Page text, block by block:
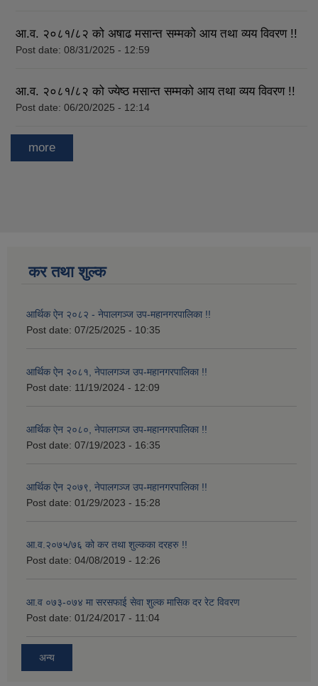
आ.व. २०८१/८२ को अषाढ मसान्त सम्मको आय तथा व्यय विवरण !!
Post date: 08/31/2025 - 12:59
आ.व. २०८१/८२ को ज्येष्ठ मसान्त सम्मको आय तथा व्यय विवरण !!
Post date: 06/20/2025 - 12:14
more
कर तथा शुल्क
आर्थिक ऐन २०८२ - नेपालगञ्ज उप-महानगरपालिका !!
Post date: 07/25/2025 - 10:35
आर्थिक ऐन २०८१, नेपालगञ्ज उप-महानगरपालिका !!
Post date: 11/19/2024 - 12:09
आर्थिक ऐन २०८०, नेपालगञ्ज उप-महानगरपालिका !!
Post date: 07/19/2023 - 16:35
आर्थिक ऐन २०७९, नेपालगञ्ज उप-महानगरपालिका !!
Post date: 01/29/2023 - 15:28
आ.व.२०७५/७६ को कर तथा शुल्कका दरहरु !!
Post date: 04/08/2019 - 12:26
आ.व ०७३-०७४ मा सरसफाई सेवा शुल्क मासिक दर रेट विवरण
Post date: 01/24/2017 - 11:04
अन्य